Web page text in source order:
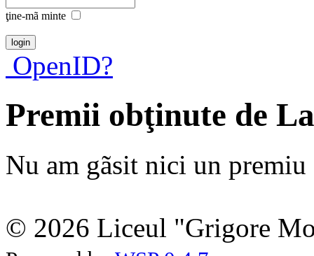
ţine-mã minte
OpenID?
Premii obţinute de
Nu am gãsit nici un premiu
© 2026 Liceul "Grigore